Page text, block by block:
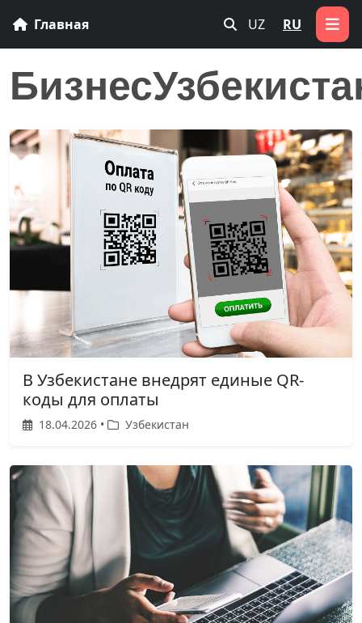
Главная UZ RU
В Узбекистане внедрят единые QR-
коды для оплаты
18.04.2026 • Узбекистан